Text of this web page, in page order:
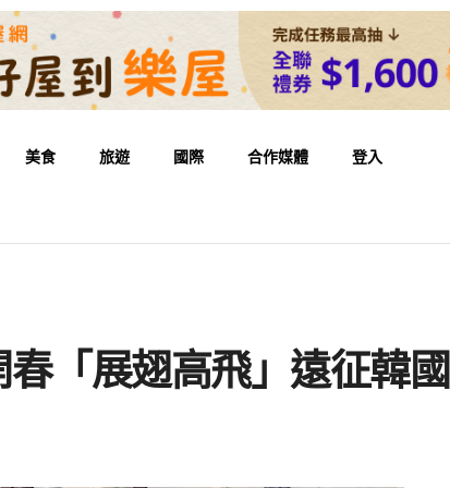
美食 旅遊 國際 合作媒體 登入
春「展翅高飛」遠征韓國